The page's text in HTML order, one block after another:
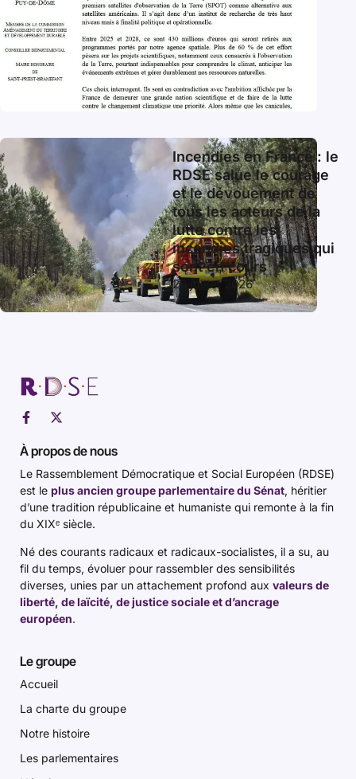
Incendies en France : le
RDSE salue le courage
et le dévouement de
tous les acteurs de la
lutte contre les
incendies tragiques qui
sont en cours
26 juillet 2026
À propos de nous
Le Rassemblement Démocratique et Social Européen (RDSE)
est le plus ancien groupe parlementaire du Sénat, héritier
d’une tradition républicaine et humaniste qui remonte à la fin
du XIXᵉ siècle.
Né des courants radicaux et radicaux-socialistes, il a su, au
fil du temps, évoluer pour rassembler des sensibilités
diverses, unies par un attachement profond aux valeurs de
liberté, de laïcité, de justice sociale et d’ancrage
européen.
Le groupe
Accueil
La charte du groupe
Notre histoire
Les parlementaires